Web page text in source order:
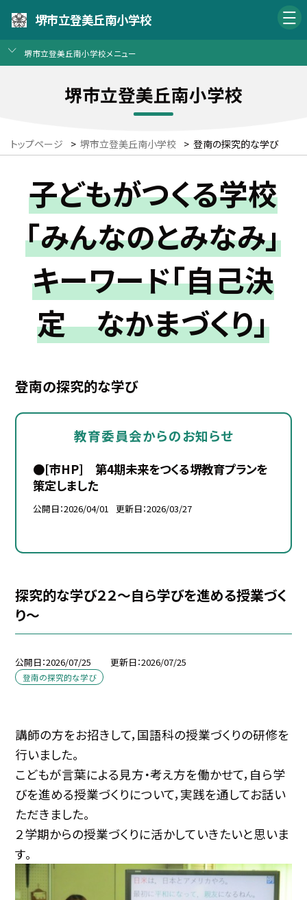
堺市立登美丘南小学校
堺市立登美丘南小学校メニュー
堺市立登美丘南小学校
トップページ > 堺市立登美丘南小学校 > 登南の探究的な学び
子どもがつくる学校
「みんなのとみなみ」
キーワード「自己決
定 なかまづくり」
登南の探究的な学び
教育委員会からのお知らせ
●[市HP] 第4期未来をつくる堺教育プランを
策定しました
公開日 2026/04/01 更新日 2026/03/27
探究的な学び２２～自ら学びを進める授業づく
り～
公開日 2026/07/25 更新日 2026/07/25
登南の探究的な学び
講師の方をお招きして，国語科の授業づくりの研修を
行いました。
こどもが言葉による見方・考え方を働かせて，自ら学
びを進める授業づくりについて，実践を通してお話い
ただきました。
２学期からの授業づくりに活かしていきたいと思いま
す。